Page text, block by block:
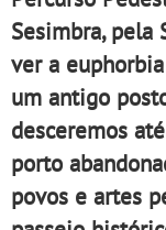
Sesimbra, pela
ver a
um antigo
desceremos
porto
povos e artes